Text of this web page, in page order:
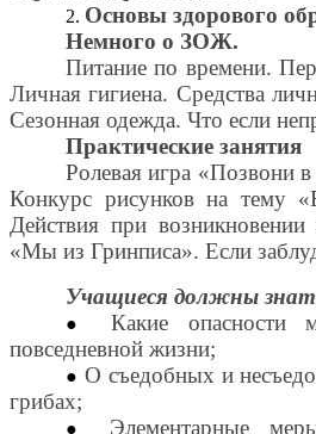
Основы здорового
Немного о ЗОЖ.
Питание по времени.
Личная гигиена. Средства
Сезонная одежда. Что если
Практические занятия
Ролевая игра «Позвони
Конкурс рисунков на тему
Действия при
«Мы из Гринписа». Если
Учащиеся должны
Какие опасности
повседневной жизни;
О съедобных и
грибах;
Элементарные